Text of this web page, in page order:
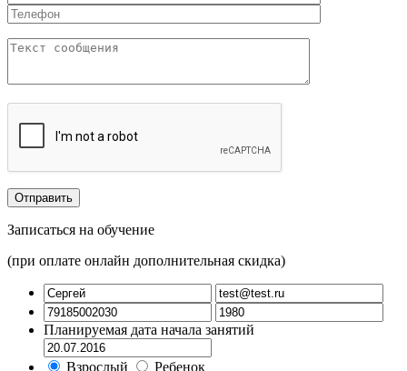
Записаться на обучение
(при оплате онлайн дополнительная скидка)
Планируемая дата начала занятий
Взрослый Ребенок